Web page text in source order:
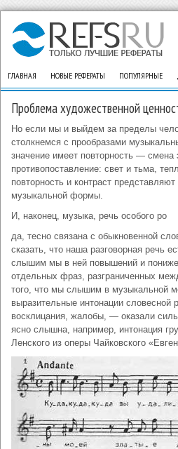
ГЛАВНАЯ НОВЫЕ РЕФЕРАТЫ ПОПУЛЯРНЫЕ
Проблема художественной
Но если мы и выйдем за пределы
столкнемся с прообразами
значение имеет повторность — смена
противопоставление: свет и тьма,
повторность и контраст
музыкальной формы.
И, наконец, музыка, речь особого ро
да, тесно связана с обыкновенной
сказать, что наша разговорная речь
слышим мы в ней повышений и
отдельных фраз, разграниченных
того, что мы слышим в музыкальной
выразительные интонации словесной
восклицания, жалобы, — оказали
ясно слышна, например, интонация
Ленского из оперы Чайковского